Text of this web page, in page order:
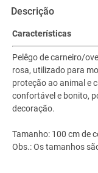
Descrição
Características
Pelêgo de carneiro/
rosa, utilizado para
proteção ao animal e
confortável e bonito,
decoração.
Tamanho: 100 cm de
Obs.: Os tamanhos